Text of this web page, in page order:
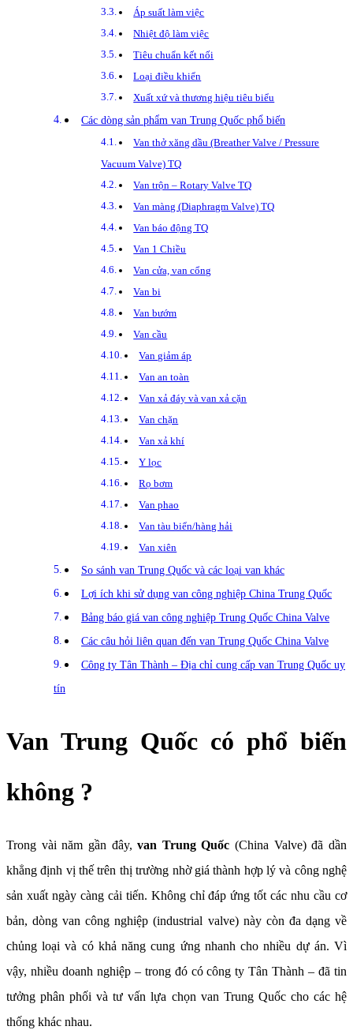
Áp suất làm việc
Nhiệt độ làm việc
Tiêu chuẩn kết nối
Loại điều khiển
Xuất xứ và thương hiệu tiêu biểu
Các dòng sản phẩm van Trung Quốc phổ biến
Van thở xăng dầu (Breather Valve / Pressure
Vacuum Valve) TQ
Van trộn – Rotary Valve TQ
Van màng (Diaphragm Valve) TQ
Van báo động TQ
Van 1 Chiều
Van cửa, van cổng
Van bi
Van bướm
Van cầu
Van giảm áp
Van an toàn
Van xả đáy và van xả cặn
Van chặn
Van xả khí
Y lọc
Rọ bơm
Van phao
Van tàu biển/hàng hải
Van xiên
So sánh van Trung Quốc và các loại van khác
Lợi ích khi sử dụng van công nghiệp China Trung Quốc
Bảng báo giá van công nghiệp Trung Quốc China Valve
Các câu hỏi liên quan đến van Trung Quốc China Valve
Công ty Tân Thành – Địa chỉ cung cấp van Trung Quốc uy
tín
Van Trung Quốc có phổ biến
không ?
Trong vài năm gần đây,van Trung Quốc (China Valve) đã dần
khẳng định vị thế trên thị trường nhờ giá thành hợp lý và công nghệ
sản xuất ngày càng cải tiến. Không chỉ đáp ứng tốt các nhu cầu cơ
bản, dòng van công nghiệp (industrial valve) này còn đa dạng về
chủng loại và có khả năng cung ứng nhanh cho nhiều dự án. Vì
vậy, nhiều doanh nghiệp – trong đó có công ty Tân Thành – đã tin
tưởng phân phối và tư vấn lựa chọn van Trung Quốc cho các hệ
thống khác nhau.